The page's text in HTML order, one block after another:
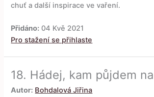
chuť a další inspirace ve vaření.
Přidáno: 04 Kvě 2021
Pro stažení se přihlaste
18. Hádej, kam půjdem
Autor: Bohdalová Jiřina